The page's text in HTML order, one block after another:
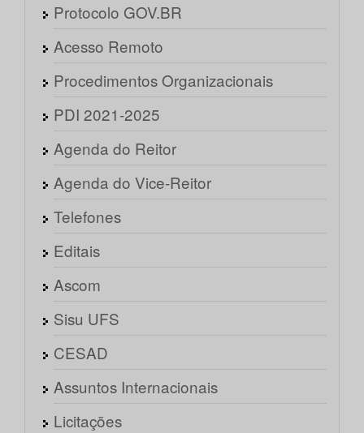
Protocolo GOV.BR
Acesso Remoto
Procedimentos Organizacionais
PDI 2021-2025
Agenda do Reitor
Agenda do Vice-Reitor
Telefones
Editais
Ascom
Sisu UFS
CESAD
Assuntos Internacionais
Licitações